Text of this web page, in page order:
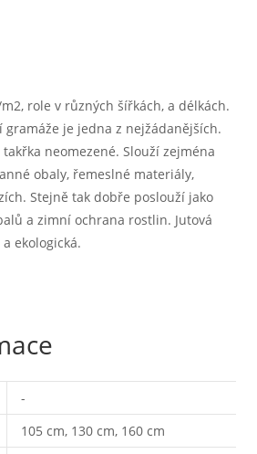
role v různých šířkách, a délkách.
gramáže je jedna z nejžádanějších.
neomezené. Slouží zejména
obaly, řemeslné materiály,
Stejně tak dobře poslouží jako
a zimní ochrana rostlin. Jutová
ekologická.
-
105 cm, 130 cm, 160 cm